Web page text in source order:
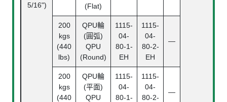
5/16")
(Flat)
200
kgs
(440
lbs)
QPU輪
(圓弧)
QPU
(Round)
1115-
04-
80-1-
EH
1115-
04-
80-2-
EH
—
200
kgs
(440
QPU輪
(平面)
QPU
1115-
04-
80-1-
1115-
04-
80-2-
—